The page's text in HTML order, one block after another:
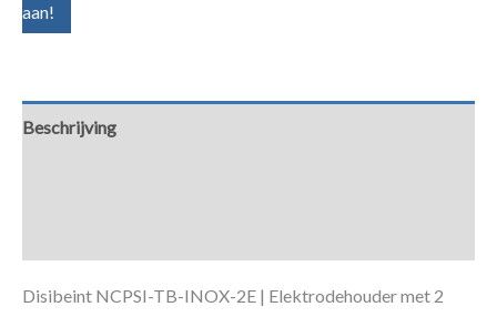
aan!
Beschrijving
Disibeint NCPSI-TB-INOX-2E | Elektrodehouder met 2